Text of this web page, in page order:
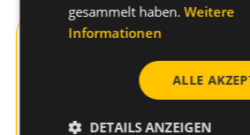
Metallclip PFT
gesammelt haben.Weitere
Informationen
ALLE
DETAILS ANZEIGEN